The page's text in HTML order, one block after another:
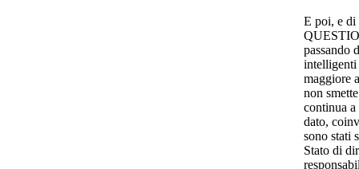
E poi, e di
passando
intelligenti
maggiore
non
continua
dato,
sono stati
Stato di